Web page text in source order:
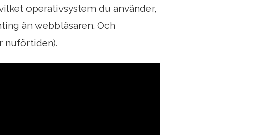
operativsystem du använder,
än webbläsaren. Och
nuförtiden).